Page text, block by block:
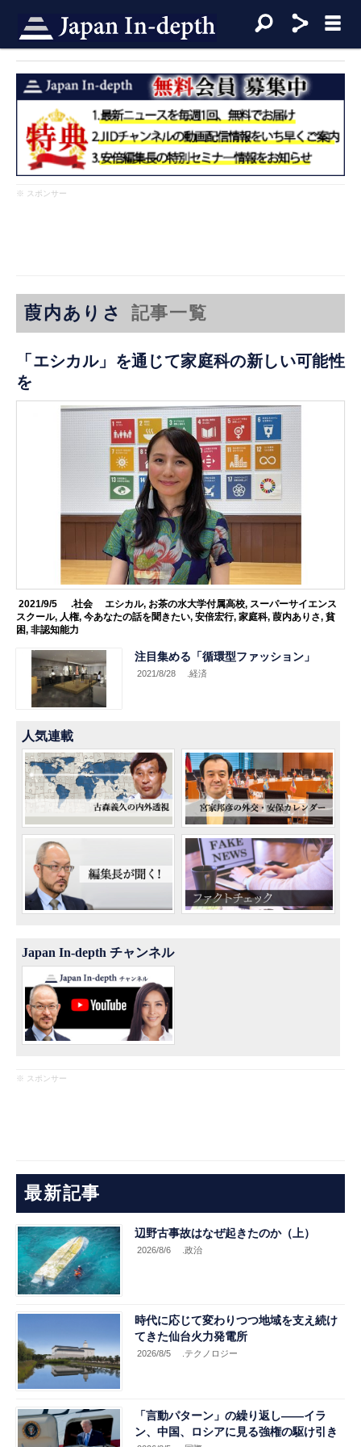
※ スポンサー
葭内ありさ 記事一覧
「エシカル」を通じて家庭科の新しい可能性
を
2021/9/5 .社会 エシカル, お茶の水大学付属高校, スーパーサイエンス
スクール, 人権,今あなたの話を聞きたい,安倍宏行,家庭科,葭内ありさ,貧
困,非認知能力
注目集める「循環型ファッション」
2021/8/28 .経済
人気連載
Japan In-depth チャンネル
※ スポンサー
最新記事
辺野古事故はなぜ起きたのか（上）
2026/8/6 .政治
時代に応じて変わりつつ地域を支え続け
てきた仙台火力発電所
2026/8/5 .テクノロジー
「言動パターン」の繰り返し――イラ
ン、中国、ロシアに見る強権の駆け引き